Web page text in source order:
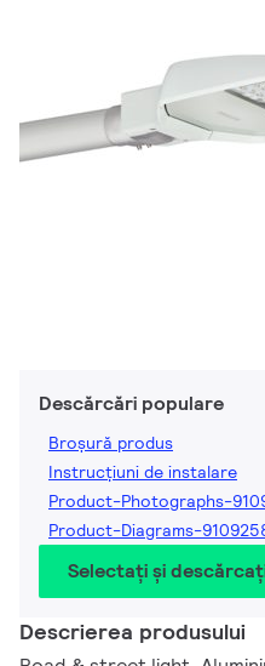
Descărcări populare
Broșură produs
Instrucțiuni de instalare
Product-Photographs-
Product-Diagrams-
Selectați și
Descrierea produsului